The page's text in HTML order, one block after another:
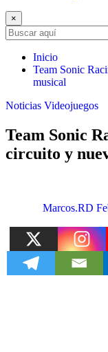
×
Inicio
Team Sonic
musical
Noticias Videojuegos
Team Sonic
circuito y
Marcos.RD